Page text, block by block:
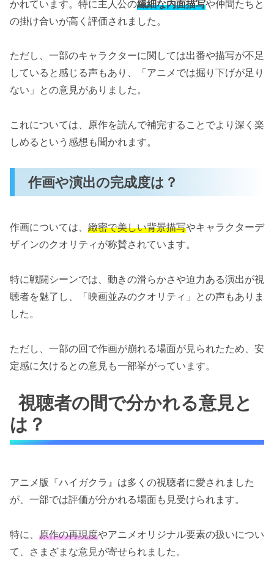
かれています。特に主人公の繊細な内面描写や仲間たちと
の掛け合いが高く評価されました。
ただし、一部のキャラクターに関しては出番や描写が不足
していると感じる声もあり、「アニメでは掘り下げが足り
ない」との意見がありました。
これについては、原作を読んで補完することでより深く楽
しめるという感想も聞かれます。
作画や演出の完成度は？
作画については、 緻密で美しい背景描写やキャラクターデ
ザインのクオリティが称賛されています。
特に戦闘シーンでは、動きの滑らかさや迫力ある演出が視
聴者を魅了し、「映画並みのクオリティ」との声もありま
した。
ただし、一部の回で作画が崩れる場面が見られたため、安
定感に欠けるとの意見も一部挙がっています。
視聴者の間で分かれる意見と
は？
アニメ版『ハイガクラ』は多くの視聴者に愛されました
が、一部では評価が分かれる場面も見受けられます。
特に、 原作の再現度やアニメオリジナル要素の扱いについ
て、さまざまな意見が寄せられました。